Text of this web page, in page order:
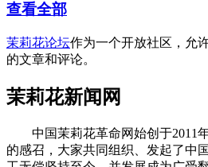
查看全部
茉莉花论坛作为一个开放社区，允
的文章和评论。
茉莉花新闻网
中国茉莉花革命网始创于2011年
的感召，大家共同组织、发起了中